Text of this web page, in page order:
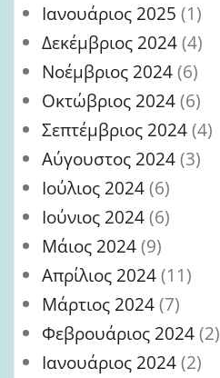
Ιανουάριος 2025 (1)
Δεκέμβριος 2024(4)
Νοέμβριος 2024(6)
Οκτώβριος 2024(6)
Σεπτέμβριος 2024(4)
Αύγουστος 2024(3)
Ιούλιος 2024(6)
Ιούνιος 2024(6)
Μάιος 2024(9)
Απρίλιος 2024(11)
Μάρτιος 2024(7)
Φεβρουάριος 2024(2)
Ιανουάριος 2024(2)